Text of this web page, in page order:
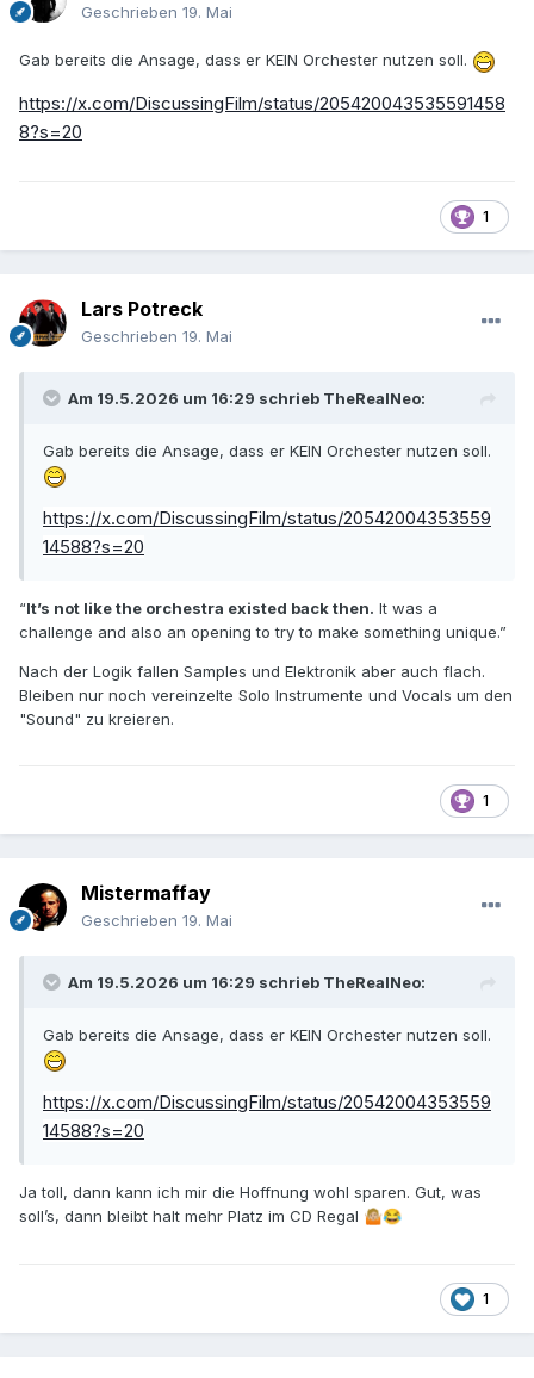
Geschrieben 19. Mai
Gab bereits die Ansage, dass er KEIN Orchester nutzen soll.
https://x.com/DiscussingFilm/status/205420043535591458
8?s=20
1
Lars Potreck
Geschrieben 19. Mai
Am 19.5.2026 um 16:29 schrieb TheRealNeo:
Gab bereits die Ansage, dass er KEIN Orchester nutzen soll.
https://x.com/DiscussingFilm/status/20542004353559
14588?s=20
“It’s not like the orchestra existed back then. It was a
challenge and also an opening to try to make something unique.”
Nach der Logik fallen Samples und Elektronik aber auch flach.
Bleiben nur noch vereinzelte Solo Instrumente und Vocals um den
"Sound" zu kreieren.
1
Mistermaffay
Geschrieben 19. Mai
Am 19.5.2026 um 16:29 schrieb TheRealNeo:
Gab bereits die Ansage, dass er KEIN Orchester nutzen soll.
https://x.com/DiscussingFilm/status/20542004353559
14588?s=20
Ja toll, dann kann ich mir die Hoffnung wohl sparen. Gut, was
soll’s, dann bleibt halt mehr Platz im CD Regal 🤷🏼😂
1